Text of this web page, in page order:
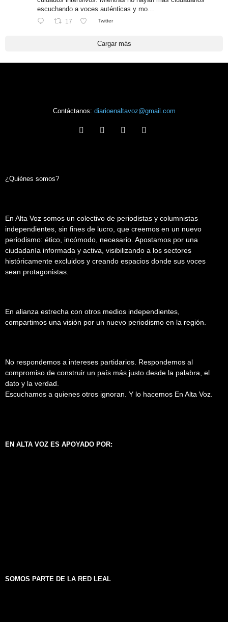
escuchando a voces auténticas y mo…
17 Twitter
Cargar más
Contáctanos: diarioenaltavoz@gmail.com
¿Quiénes somos?
En Alta Voz somos un colectivo de periodistas y columnistas
independientes, sin fines de lucro, que creemos en un nuevo
periodismo: ético, incómodo, necesario. Apostamos por una
ciudadanía informada y activa, visibilizando a los sectores
históricamente excluidos y creando espacios donde sus voces
sean protagonistas.
En alianza estrecha con otros medios independientes,
compartimos una visión por un nuevo periodismo en la región.
No respondemos a intereses partidarios. Respondemos al
compromiso de construir un país más justo desde la palabra, el
dato y la verdad.
Escuchamos a quienes otros ignoran. Y lo hacemos En Alta Voz.
EN ALTA VOZ ES APOYADO POR:
SOMOS PARTE DE LA RED LEAL